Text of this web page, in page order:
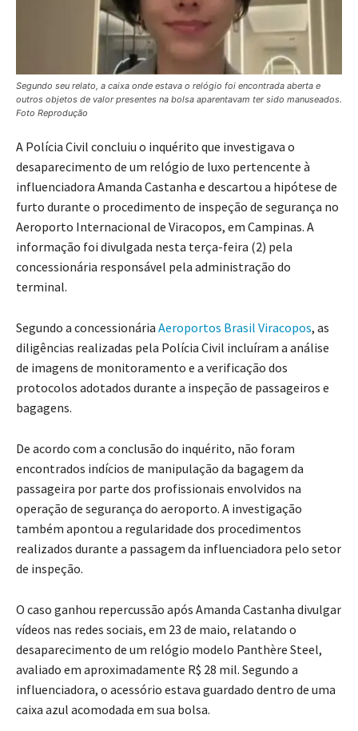
Segundo seu relato, a caixa onde estava o relógio foi encontrada aberta e
outros objetos de valor presentes na bolsa aparentavam ter sido manuseados.
Foto Reprodução
A Polícia Civil concluiu o inquérito que investigava o
desaparecimento de um relógio de luxo pertencente à
influenciadora Amanda Castanha e descartou a hipótese de
furto durante o procedimento de inspeção de segurança no
Aeroporto Internacional de Viracopos, em Campinas. A
informação foi divulgada nesta terça-feira (2) pela
concessionária responsável pela administração do
terminal.
Segundo a concessionária Aeroportos Brasil Viracopos, as
diligências realizadas pela Polícia Civil incluíram a análise
de imagens de monitoramento e a verificação dos
protocolos adotados durante a inspeção de passageiros e
bagagens.
De acordo com a conclusão do inquérito, não foram
encontrados indícios de manipulação da bagagem da
passageira por parte dos profissionais envolvidos na
operação de segurança do aeroporto. A investigação
também apontou a regularidade dos procedimentos
realizados durante a passagem da influenciadora pelo setor
de inspeção.
O caso ganhou repercussão após Amanda Castanha divulgar
vídeos nas redes sociais, em 23 de maio, relatando o
desaparecimento de um relógio modelo Panthère Steel,
avaliado em aproximadamente R$ 28 mil. Segundo a
influenciadora, o acessório estava guardado dentro de uma
caixa azul acomodada em sua bolsa.